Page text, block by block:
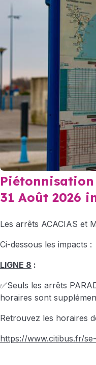
31 Août 2026
Les arrêts ACACIAS et
Ci-dessous les impacts :
LIGNE 8 :
✅Seuls les arrêts
horaires sont
Retrouvez les horaires
https://www.citibus.fr/